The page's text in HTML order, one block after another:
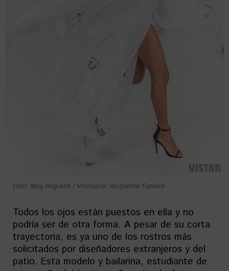
Foto: May Reguera / Vestuario: Jacqueline Fumero
Todos los ojos están puestos en ella y no
podría ser de otra forma. A pesar de su corta
trayectoria, es ya uno de los rostros más
solicitados por diseñadores extranjeros y del
patio. Esta modelo y bailarina, estudiante de